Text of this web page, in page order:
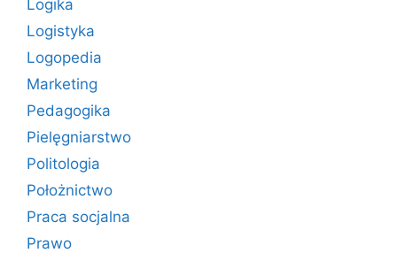
Logika
Logistyka
Logopedia
Marketing
Pedagogika
Pielęgniarstwo
Politologia
Położnictwo
Praca socjalna
Prawo